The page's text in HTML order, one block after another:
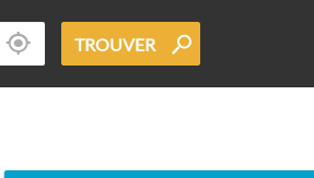
TROUVER